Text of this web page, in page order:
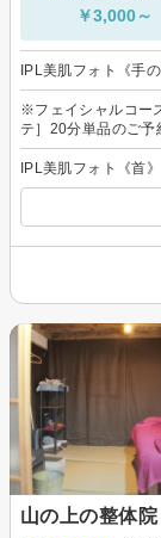
￥3,000～
IPL美肌フォト《手の
※フェイシャルコー
テ］20分単品のご予
IPL美肌フォト《首》
山の上の整体